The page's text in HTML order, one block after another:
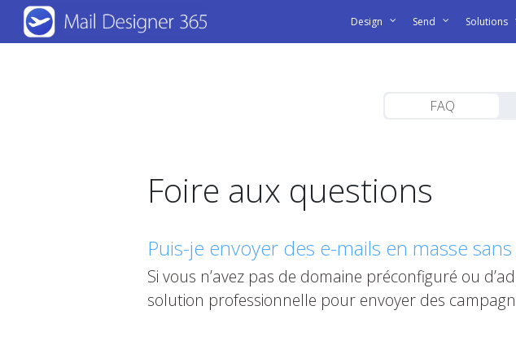
Skip
main
Design Send Solutions
FAQ
Foire aux questions
Puis-je envoyer des e-mails en masse
Si vous n’avez pas de domaine préconfiguré ou
solution professionnelle pour envoyer des